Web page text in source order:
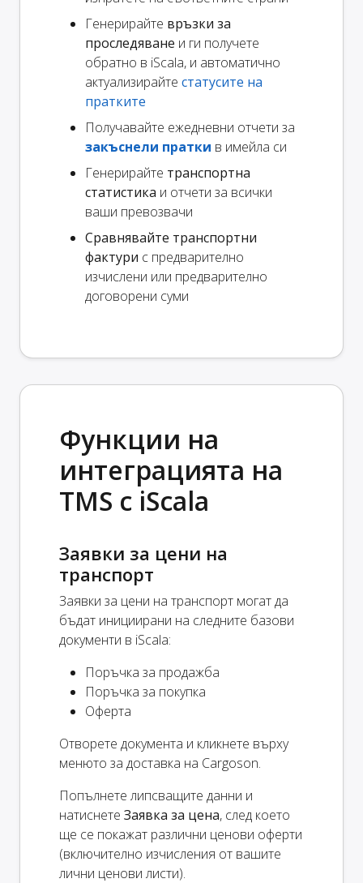
Генерирайте връзки за
проследяване и ги получете
обратно в iScala, и автоматично
актуализирайте статусите на
пратките
Получавайте ежедневни отчети за
закъснели пратки в имейла си
Генерирайте транспортна
статистика и отчети за всички
ваши превозвачи
Сравнявайте транспортни
фактури с предварително
изчислени или предварително
договорени суми
Функции на
интеграцията на
TMS с iScala
Заявки за цени на
транспорт
Заявки за цени на транспорт могат да
бъдат инициирани на следните базови
документи в iScala:
Поръчка за продажба
Поръчка за покупка
Оферта
Отворете документа и кликнете върху
менюто за доставка на Cargoson.
Попълнете липсващите данни и
натиснете Заявка за цена, след което
ще се покажат различни ценови оферти
(включително изчисления от вашите
лични ценови листи).